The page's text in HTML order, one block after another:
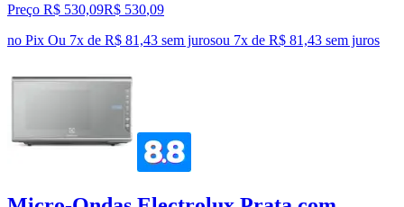
Preço R$ 530,09R$ 530,09
no Pix Ou 7x de R$ 81,43 sem jurosou 7x de R$ 81,43 sem juros